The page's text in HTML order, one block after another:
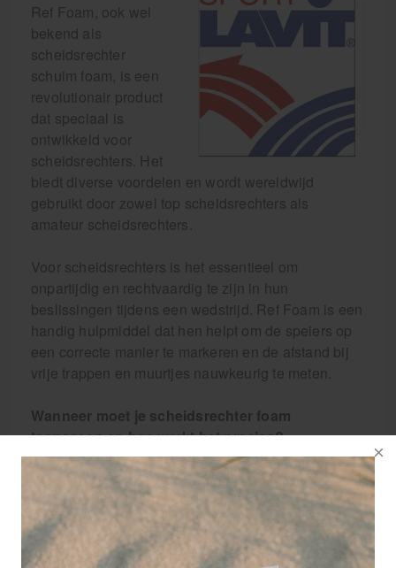
Ref Foam, ook wel
bekend als
scheidsrechter
schuim foam, is een
revolutionair product
dat speciaal is
ontwikkeld voor
scheidsrechters. Het
biedt diverse voordelen en wordt wereldwijd
gebruikt door zowel top scheidsrechters als
amateur scheidsrechters.
Voor scheidsrechters is het essentieel om
onpartijdig en rechtvaardig te zijn in hun
beslissingen tijdens een wedstrijd. Ref Foam is een
handig hulpmiddel dat hen helpt om de spelers op
een correcte manier te markeren en de afstand bij
vrije trappen en muurtjes nauwkeurig te meten.
Wanneer moet je scheidsrechter foam
toepassen en hoe werkt het precies?
Scheidsrechter foam moet worden toegepast bij
vrije trappen, zowel binnen als buiten het
strafschopgebied. Het werkt als volgt: de
scheidsrechter schudt de spuitbus en spuit een
streep schuim op het gras waar de bal komt te
liggen. Vervolgens plaatst de scheidsrechter het